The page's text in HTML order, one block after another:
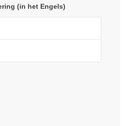
(in het Engels)